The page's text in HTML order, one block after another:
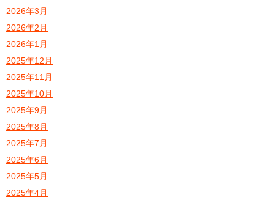
2026年3月
2026年2月
2026年1月
2025年12月
2025年11月
2025年10月
2025年9月
2025年8月
2025年7月
2025年6月
2025年5月
2025年4月